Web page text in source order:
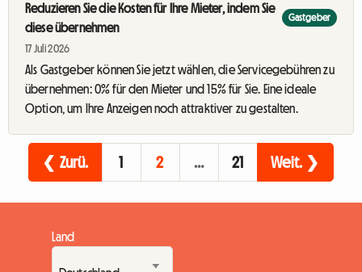
Reduzieren Sie die Kosten für Ihre Mieter, indem Sie
diese übernehmen
Gastgeber
17 Juli 2026
Als Gastgeber können Sie jetzt wählen, die Servicegebühren zu
übernehmen: 0% für den Mieter und 15% für Sie. Eine ideale
Option, um Ihre Anzeigen noch attraktiver zu gestalten.
❮ Zurü. 1 2 … 21 Weit. ❯
Land